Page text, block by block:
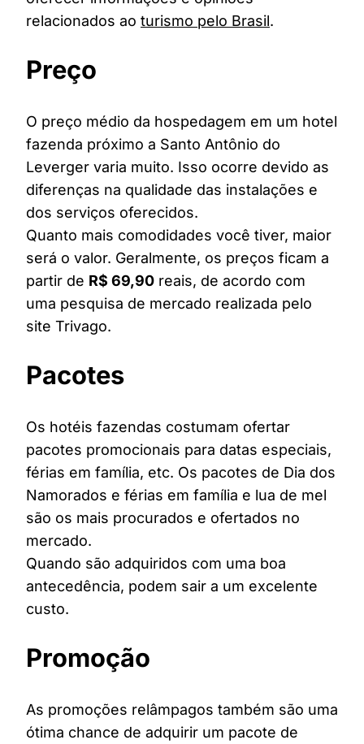
relacionados ao turismo pelo Brasil.
Preço
O preço médio da hospedagem em um hotel
fazenda próximo a Santo Antônio do
Leverger varia muito. Isso ocorre devido as
diferenças na qualidade das instalações e
dos serviços oferecidos.
Quanto mais comodidades você tiver, maior
será o valor. Geralmente, os preços ficam a
partir de R$ 69,90 reais, de acordo com
uma pesquisa de mercado realizada pelo
site Trivago.
Pacotes
Os hotéis fazendas costumam ofertar
pacotes promocionais para datas especiais,
férias em família, etc. Os pacotes de Dia dos
Namorados e férias em família e lua de mel
são os mais procurados e ofertados no
mercado.
Quando são adquiridos com uma boa
antecedência, podem sair a um excelente
custo.
Promoção
As promoções relâmpagos também são uma
ótima chance de adquirir um pacote de